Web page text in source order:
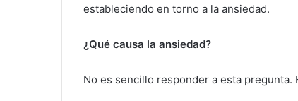
estableciendo en torno a la ansiedad.
¿Qué causa la ansiedad?
No es sencillo responder a esta pregunta.